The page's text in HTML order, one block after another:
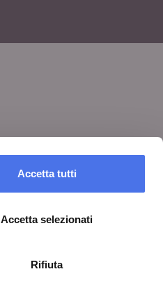
Accetta tutti
Accetta selezionati
Rifiuta